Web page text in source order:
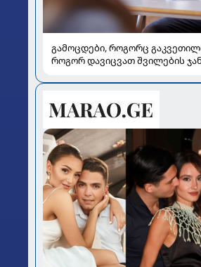
გამოცდები, როგორც
როგორ დავიცვათ შვილების